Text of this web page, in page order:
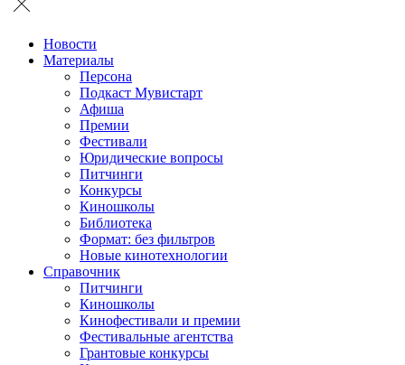
Новости
Материалы
Персона
Подкаст Мувистарт
Афиша
Премии
Фестивали
Юридические вопросы
Питчинги
Конкурсы
Киношколы
Библиотека
Формат: без фильтров
Новые кинотехнологии
Справочник
Питчинги
Киношколы
Кинофестивали и премии
Фестивальные агентства
Грантовые конкурсы